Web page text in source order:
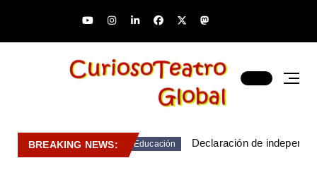
BREAKING NEWS: Educación Declaración de